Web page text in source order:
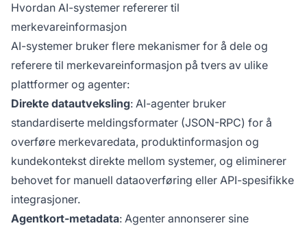
Hvordan AI-systemer refererer til
merkevareinformasjon
AI-systemer bruker flere mekanismer for å dele og
referere til merkevareinformasjon på tvers av ulike
plattformer og agenter:
Direkte datautveksling: AI-agenter bruker
standardiserte meldingsformater (JSON-RPC) for å
overføre merkevaredata, produktinformasjon og
kundekontekst direkte mellom systemer, og eliminerer
behovet for manuell dataoverføring eller API-spesifikke
integrasjoner.
Agentkort-metadata: Agenter annonserer sine